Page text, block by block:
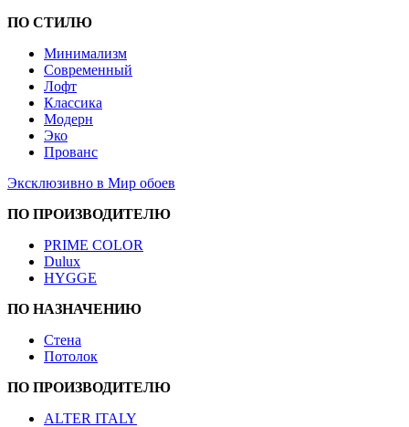
ПО СТИЛЮ
Минимализм
Современный
Лофт
Классика
Модерн
Эко
Прованс
Эксклюзивно в Мир обоев
ПО ПРОИЗВОДИТЕЛЮ
PRIME COLOR
Dulux
HYGGE
ПО НАЗНАЧЕНИЮ
Стена
Потолок
ПО ПРОИЗВОДИТЕЛЮ
ALTER ITALY